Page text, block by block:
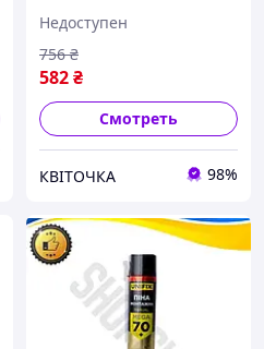
для изоляции окон и
дверей герметик д 99/KVI
Недоступен
582₴
756 ₴
Смотреть
КВІТОЧКА 98%